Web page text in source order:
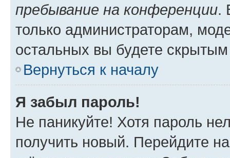
пребывание на конференции.
только администраторам,
остальных вы будете
Вернуться к началу
Я забыл пароль!
Не паникуйте! Хотя пароль
получить новый. Перейдите